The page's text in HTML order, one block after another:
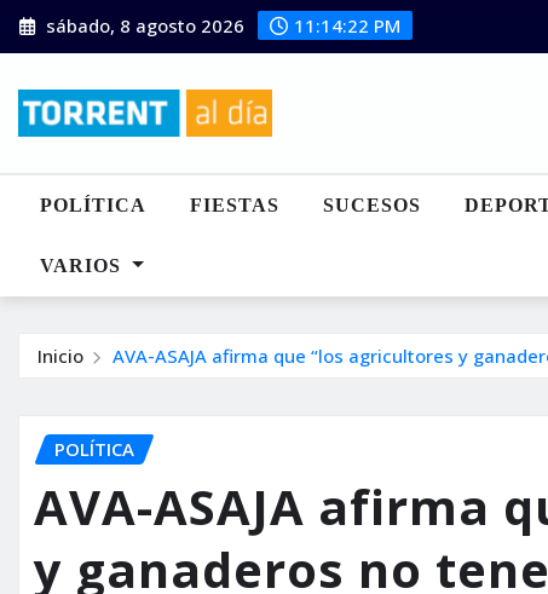
Saltar
al
sábado, 8 agosto 2026 11:14:23 PM
POLÍTICA FIESTAS SUCESOS
VARIOS
Inicio AVA-ASAJA afirma que “los agricultores y
POLÍTICA
AVA-ASAJA afirma
y ganaderos no